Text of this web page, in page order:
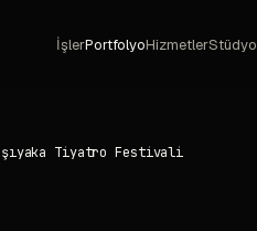
İşlerPortfolyoHizmetlerStüdyo
Tiyatro Festivali